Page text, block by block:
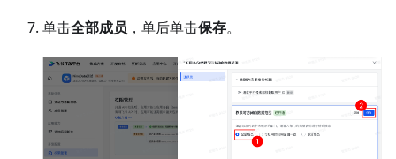
单击全部成员 ，单后单击保存。